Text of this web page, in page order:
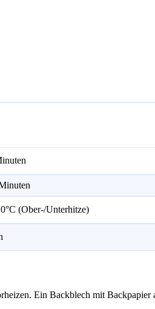
(Ober-/Unterhitze)
Ein Backblech mit Backpapier